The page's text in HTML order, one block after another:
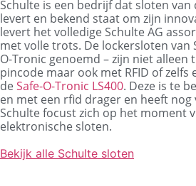
Schulte is een bedrijf dat sloten
levert en bekend staat om zijn
levert het volledige Schulte AG
met volle trots. De lockersloten van
O-Tronic genoemd – zijn niet alleen
pincode maar ook met RFID of zelfs
deSafe-O-Tronic LS400. Deze is te
en met een rfid drager en heeft nog
Schulte focust zich op het moment
elektronische sloten.
Bekijk alle Schulte sloten